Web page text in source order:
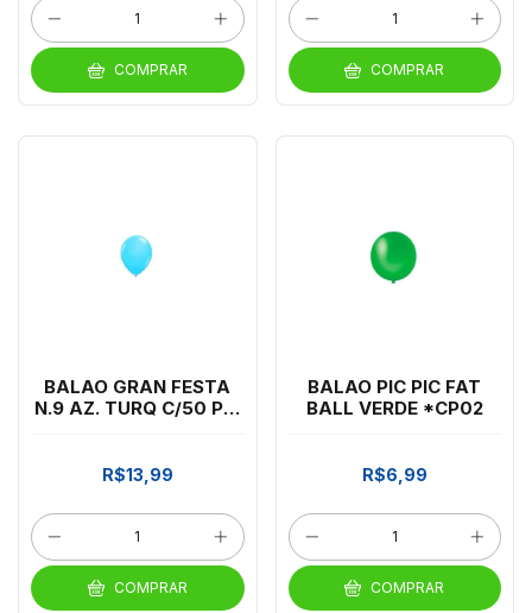
COMPRAR COMPRAR
BALAO GRAN FESTA
N.9 AZ. TURQ C/50 PIC
R$13,99
COMPRAR
BALAO PIC PIC FAT
BALL VERDE *CP02
R$6,99
COMPRAR